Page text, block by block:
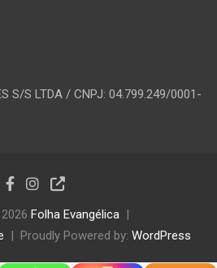
S/S LTDA / CNPJ: 04.799.249/0001-
Folha Evangélica
Proudly Powered by: WordPress